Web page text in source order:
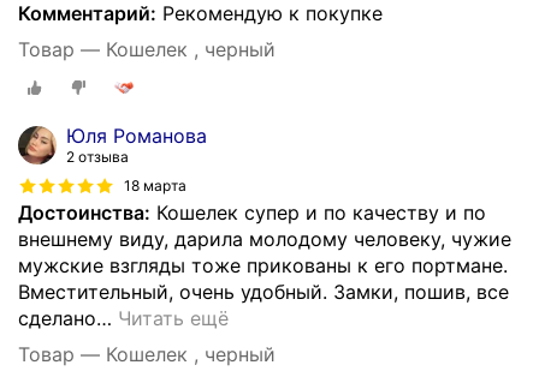
Комментарий: Рекомендую к покупке
Товар — Кошелек , черный
Юля Романова
2 отзыва
18 марта
Достоинства: Кошелек супер и по качеству и по
внешнему виду, дарила молодому человеку, чужие
мужские взгляды тоже прикованы к его портмане.
Вместительный, очень удобный. Замки, пошив, все
сделано… Читать ещё
Товар — Кошелек , черный